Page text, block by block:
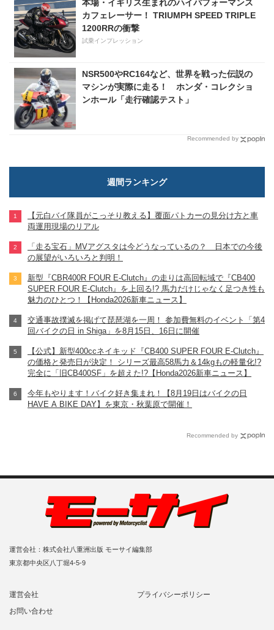
本場・イギリス生まれのハイパフォーマンス
カフェレーサー！ TRIUMPH SPEED TRIPLE
1200RRの衝撃
試乗インプレッション
NSR500やRC164など、世界を戦った伝説の
マシンが実際に走る！ ホンダ・コレクショ
ンホール「走行確認テスト」
Recommended by
週間ランキング
【元白バイ隊員がこっそり教える】覆面パトカーの見分け方と車
両運用現場のリアル
「走る宝石」MVアグスタは今どうなっているの？ 日本での今後
の展望がいろいろと判明！
新型『CBR400R FOUR E-Clutch』の走りは高回転域で『CB400
SUPER FOUR E-Clutch』を上回る!? 馬力だけじゃなく足つき性も
魅力のひとつ！【Honda2026新車ニュース】
交通事故撲滅を掲げて琵琶湖を一周！ 参加費無料のイベント「第4
回バイクの日 in Shiga」を8月15日、16日に開催
【公式】新型400ccネイキッド『CB400 SUPER FOUR E-Clutch』
の価格と発売日が決定！ シリーズ最高58馬力＆14kgもの軽量化!?
完全に「旧CB400SF」を超えた!?【Honda2026新車ニュース】
今年もやります！バイク好き集まれ！【8月19日はバイクの日
HAVE A BIKE DAY】を東京・秋葉原で開催！
Recommended by
運営会社：株式会社八重洲出版 モーサイ編集部
東京都中央区八丁堀4-5-9
運営会社
プライバシーポリシー
お問い合わせ